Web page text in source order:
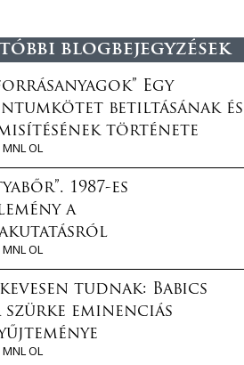
blogbejegyzések
Egy
betiltásának és
története
MNL OL
1987-es
a
MNL OL
tudnak: Babics
szürke eminenciás
MNL OL